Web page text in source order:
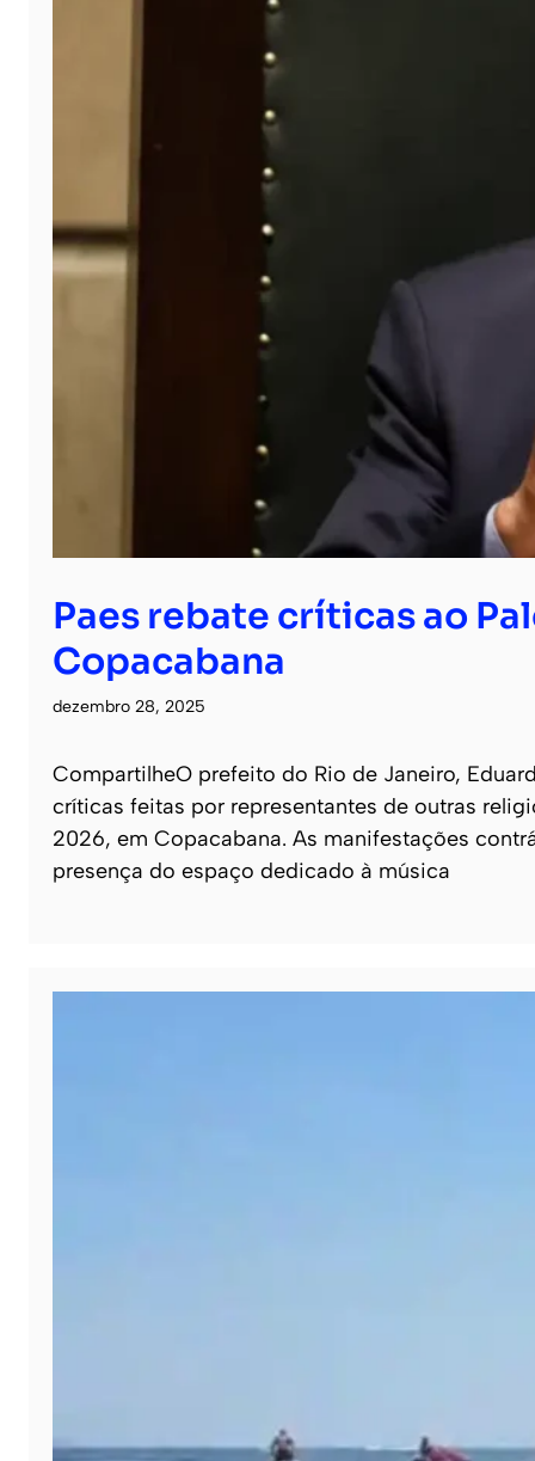
Paes rebate críticas ao
Copacabana
dezembro 28, 2025
CompartilheO prefeito do Rio de Janeiro,
críticas feitas por representantes de outras
2026, em Copacabana. As manifestações
presença do espaço dedicado à música